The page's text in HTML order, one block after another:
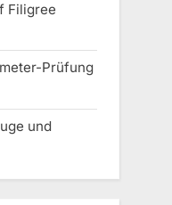
Filigree
Prüfung
und